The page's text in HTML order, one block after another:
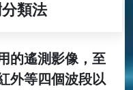
類法
的遙測影像，至
外等四個波段以